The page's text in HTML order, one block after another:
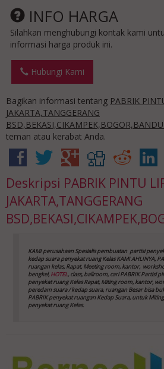
INFO HARGA
Silahkan menghubungi kontak kami
informasi harga produk ini.
Hubungi Kami
Bagikan informasi tentang PABRIK
JAKARTA,TANGGERANG
teman atau kerabat Anda.
Deskripsi PABRIK PINTU
JAKARTA,TANGGERANG
KAMI perusahaan Spesialis pembuatan partisi
kedap suarapenyekat ruang KelasKAMI AHLINYA,
ruangan kelas, Rapat, Meeting room, kantor,
bengkel, HOTEL, class, ballroom, cari PABRIK Partisi
penyekat ruang KelasRapat, Miting room, kantor,
peredam suara / kedap suara, ruangan Besar bisa
PABRIK penyekat ruangan Kedap Suara, untuk
penyekat ruang Kelas.